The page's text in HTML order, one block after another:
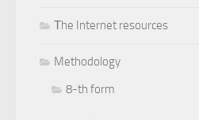
Тhe Internet resources
Methodology
8-th form